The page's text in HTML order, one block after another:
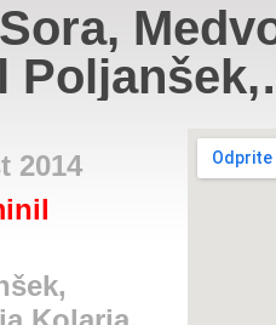
Poljanšek,
Jerneja
Marcela IN,
Trio
2014